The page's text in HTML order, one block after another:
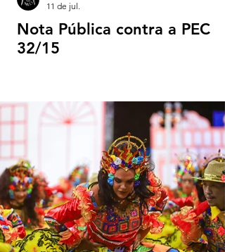
Nota Pública contra a PEC
32/15
11 de jul.